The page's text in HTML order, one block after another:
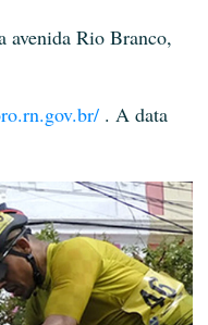
avenida Rio Branco,
. A data